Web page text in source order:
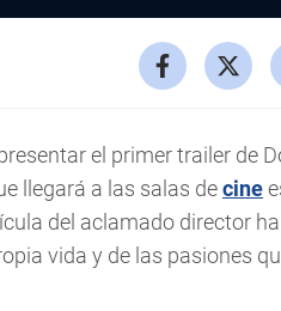
el primer trailer de
llegará a las salas decine
del aclamado director
vida y de las pasiones